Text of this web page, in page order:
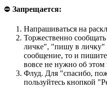
⛔ Запрещается:
Напрашиваться на
Торжественно
личке", "пишу в личку"
сообщение, то и пишите
вовсе не нужно об этом
Флуд. Для "спасибо,
пользуйтесь кнопкой